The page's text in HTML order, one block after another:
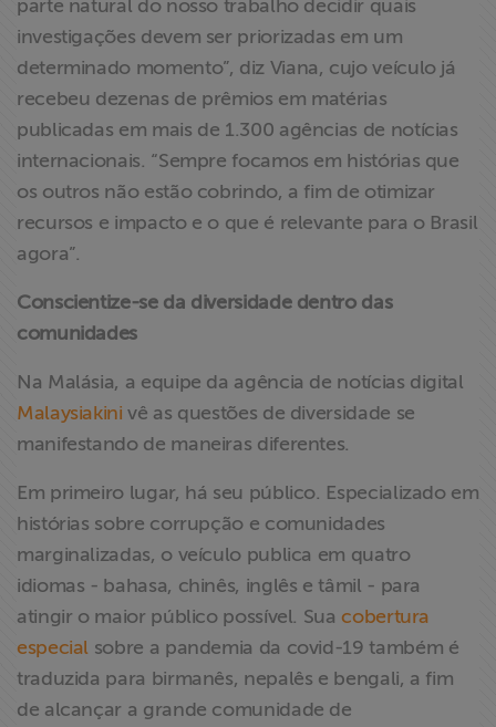
parte natural do nosso trabalho decidir quais
investigações devem ser priorizadas em um
determinado momento”, diz Viana, cujo veículo já
recebeu dezenas de prêmios em matérias
publicadas em mais de 1.300 agências de notícias
internacionais. “Sempre focamos em histórias que
os outros não estão cobrindo, a fim de otimizar
recursos e impacto e o que é relevante para o Brasil
agora”.
Conscientize-se da diversidade dentro das
comunidades
Na Malásia, a equipe da agência de notícias digital
Malaysiakini vê as questões de diversidade se
manifestando de maneiras diferentes.
Em primeiro lugar, há seu público. Especializado em
histórias sobre corrupção e comunidades
marginalizadas, o veículo publica em quatro
idiomas - bahasa, chinês, inglês e tâmil - para
atingir o maior público possível. Suacobertura
especial sobre a pandemia da covid-19 também é
traduzida para birmanês, nepalês e bengali, a fim
de alcançar a grande comunidade de